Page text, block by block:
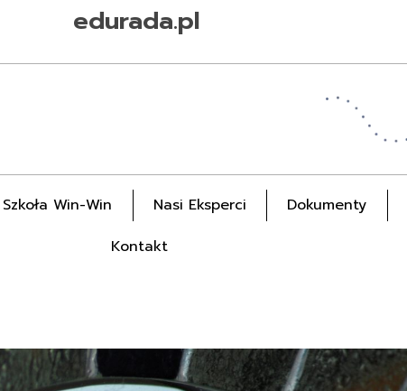
edurada.pl
Szkoła Win-Win Nasi Eksperci Dokumenty
Kontakt